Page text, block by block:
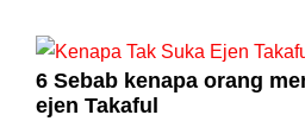
6 Sebab kenapa orang
ejen Takaful